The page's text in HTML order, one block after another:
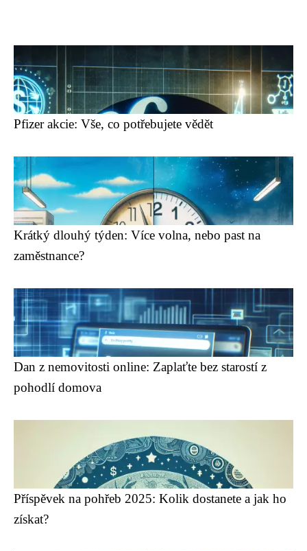
Pfizer akcie: Vše, co potřebujete vědět
Krátký dlouhý týden: Více volna, nebo past na
zaměstnance?
Dan z nemovitosti online: Zaplaťte bez starostí z
pohodlí domova
Příspěvek na pohřeb 2025: Kolik dostanete a jak ho
získat?